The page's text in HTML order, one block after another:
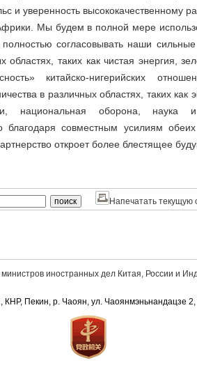
и уверенность высококачественному
Мы будем в полной мере
полностью согласовывать наши
областях, таких как чистая энергия,
китайско-нигерийских
в различных областях, таких как
национальная оборона, наука и
совместным усилиям обеих
откроет более блестящее
Напечатать текущую
иностранных дел Китая, России и
КНР, Пекин, р. Чаоян, ул. Чаоянмэньнандацзе